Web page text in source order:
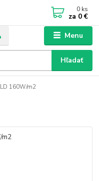
Menu
Hľadať
0 ks
za 0 €
LD 160W/m2